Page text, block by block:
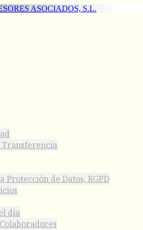
Transferencia
Protección de Datos, RGPD
día